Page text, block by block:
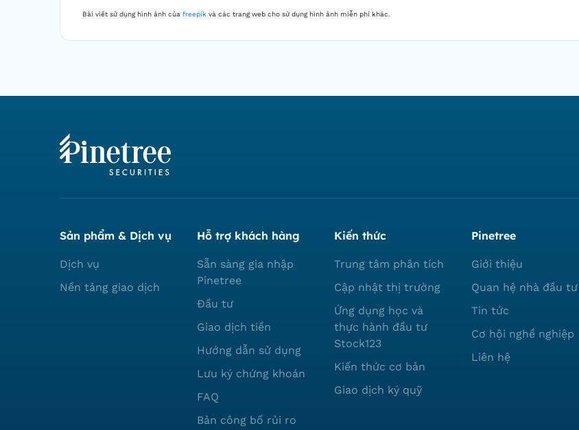
Bài viết sử dụng hình ảnh của freepik và các trang web cho sử dụng hình ảnh miễn phí khác.
Sản phẩm & Dịch vụ
Dịch vụ
Nền tảng giao dịch
Hỗ trợ khách hàng
Sẵn sàng gia nhập
Pinetree
Đầu tư
Giao dịch tiền
Hướng dẫn sử dụng
Lưu ký chứng khoán
FAQ
Bản công bố rủi ro
Kiến thức
Trung tâm phân tích
Cập nhật thị trường
Ứng dụng học và
thực hành đầu tư
Stock123
Kiến thức cơ bản
Giao dịch ký quỹ
Pinetree
Giới thiệu
Quan hệ nhà đầu tư
Tin tức
Cơ hội nghề nghiệp
Liên hệ